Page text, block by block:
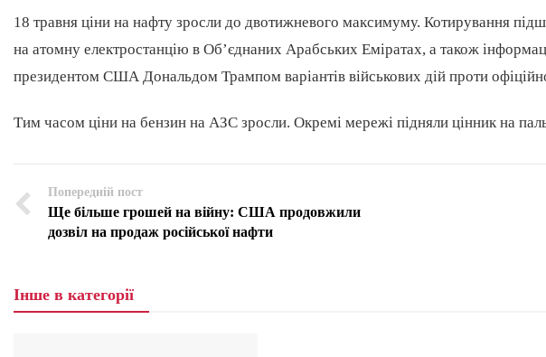
18 травня ціни на нафту зросли до двотижневого максимуму. Котирування
на атомну електростанцію в Об’єднаних Арабських Еміратах, а також
президентом США Дональдом Трампом варіантів військових дій проти
Тим часом ціни на бензин на АЗС зросли. Окремі мережі підняли цінник на
Попередній пост
Ще більше грошей на війну: США продовжили
дозвіл на продаж російської нафти
Інше в категорії